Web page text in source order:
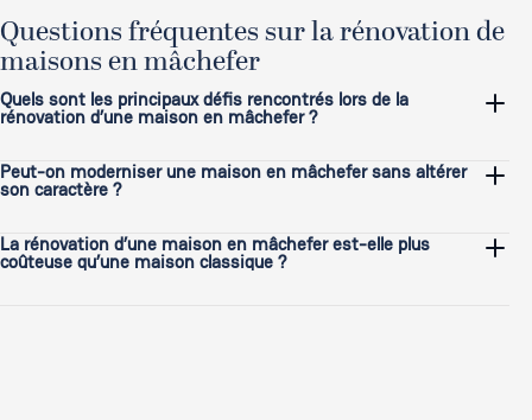
Questions fréquentes sur la rénovation de
maisons en mâchefer
Quels sont les principaux défis rencontrés lors de la
rénovation d’une maison en mâchefer ?
La consolidation et l’isolation des murs sont généralement
les points les plus délicats.
Peut-on moderniser une maison en mâchefer sans altérer
son caractère ?
Absolument. Chez Revel, nous veillons à respecter et
valoriser l’esthétique unique du mâchefer tout en y intégrant
La rénovation d’une maison en mâchefer est-elle plus
coûteuse qu’une maison classique ?